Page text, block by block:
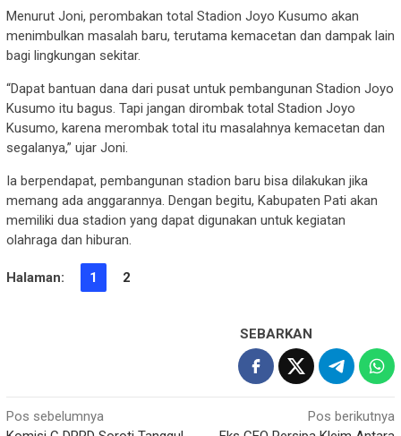
Menurut Joni, perombakan total Stadion Joyo Kusumo akan
menimbulkan masalah baru, terutama kemacetan dan dampak lain
bagi lingkungan sekitar.
“Dapat bantuan dana dari pusat untuk pembangunan Stadion Joyo
Kusumo itu bagus. Tapi jangan dirombak total Stadion Joyo
Kusumo, karena merombak total itu masalahnya kemacetan dan
segalanya,” ujar Joni.
Ia berpendapat, pembangunan stadion baru bisa dilakukan jika
memang ada anggarannya. Dengan begitu, Kabupaten Pati akan
memiliki dua stadion yang dapat digunakan untuk kegiatan
olahraga dan hiburan.
Halaman: 1 2
SEBARKAN
Navigasi
Pos sebelumnya
Pos berikutnya